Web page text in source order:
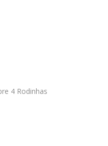
4 Rodinhas